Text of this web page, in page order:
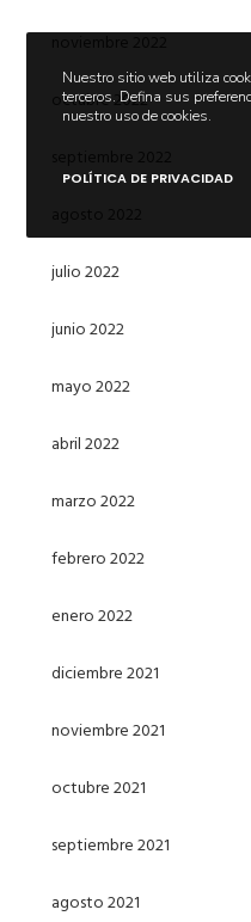
octubre 2022
julio 2022
junio 2022
mayo 2022
abril 2022
marzo 2022
febrero 2022
enero 2022
diciembre 2021
noviembre 2021
octubre 2021
septiembre 2021
agosto 2021
Nuestro sitio web utiliza
terceros. Defina sus
nuestro uso de cookies.
POLÍTICA DE PRIVACIDAD